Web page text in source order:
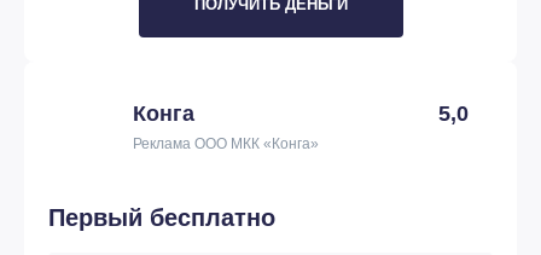
ПОЛУЧИТЬ ДЕНЬГИ
Конга 5,0
Реклама ООО МКК «Конга»
Первый бесплатно